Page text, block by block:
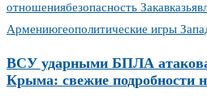
отношениябезопасность Закавказья
Армениюгеополитические игры
ВСУ ударными БПЛА
Крыма: свежие подробности